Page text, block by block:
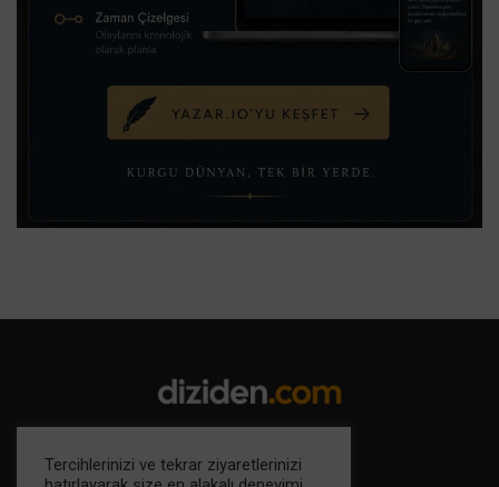
Tercihlerinizi ve tekrar ziyaretlerinizi